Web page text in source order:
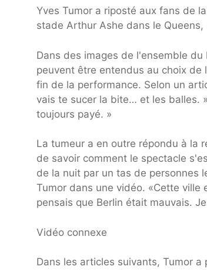
Yves Tumor a riposté aux fans de
stade Arthur Ashe dans le
Dans des images de l'ensemble
peuvent être entendus au choix de
fin de la performance. Selon un
vais te sucer la bite… et les balles.
toujours payé. »
La tumeur a en outre répondu à la
de savoir comment le spectacle
de la nuit par un tas de personnes
Tumor dans une vidéo. «Cette
pensais que Berlin était mauvais.
Vidéo connexe
Dans les articles suivants, Tumor